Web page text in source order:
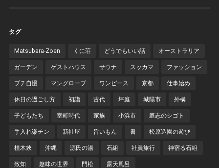
タグ
Matsubara-Zoen くに荘 どうでもいい話 オーストラリア
ガーデン ゲストハウス サウナ スッカマ ファッション
プチ自慢 マングローブ ワンピース 京都 仕事始め
休日の過ごし方 初詣 古代 坪庭 城陽市 外構
子どもたち 室町時代 家族 小浜市 庭志のシゴト
手入れ楽チン 新社屋 旨いもん 書 松原造園の遊び
植木鋏 沖縄 源氏の湯 石組 社員旅行 神宿る石組
致知 趣味の世界 門松 露天風呂